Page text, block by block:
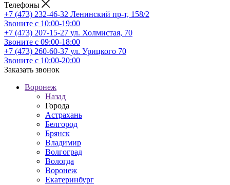
Телефоны
+7 (473) 232-46-32 Ленинский пр-т, 158/2
Звоните с 10:00-19:00
+7 (473) 207-15-27 ул. Холмистая, 70
Звоните с 09:00-18:00
+7 (473) 260-60-37 ул. Урицкого 70
Звоните с 10:00-20:00
Заказать звонок
Воронеж
Назад
Города
Астрахань
Белгород
Брянск
Владимир
Волгоград
Вологда
Воронеж
Екатеринбург